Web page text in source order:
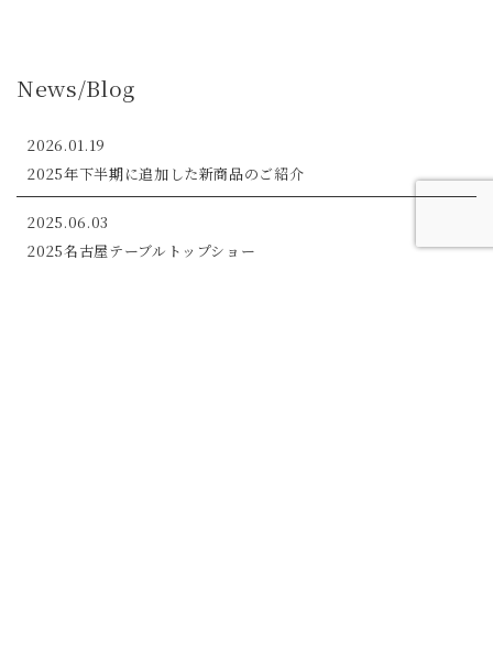
News/Blog
2026.01.19
2025年下半期に追加した新商品のご紹介
2025.06.03
2025名古屋テーブルトップショー